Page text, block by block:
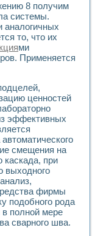
«Цифровые
на основе LabVIEW
теории коммутации
для создания
течения в
магнитных
обмена по
адиабатического
переходных
результатов
измерений с
Назначение. Состав.
INSTRUMENTS
и корреляционный
принципа действия
учебных
для изучения
LabVIEW
8 получим
системы.
аналогичных
то, что их
ми
Применяется
ценностей
эффективных
смещения на
каскада, при
выходного
фирмы
подобного рода
в полной мере
сварного шва.